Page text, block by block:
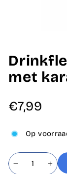
met
Normale
prijs
€7,99
Op
+